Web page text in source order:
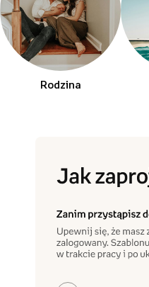
Rodzina